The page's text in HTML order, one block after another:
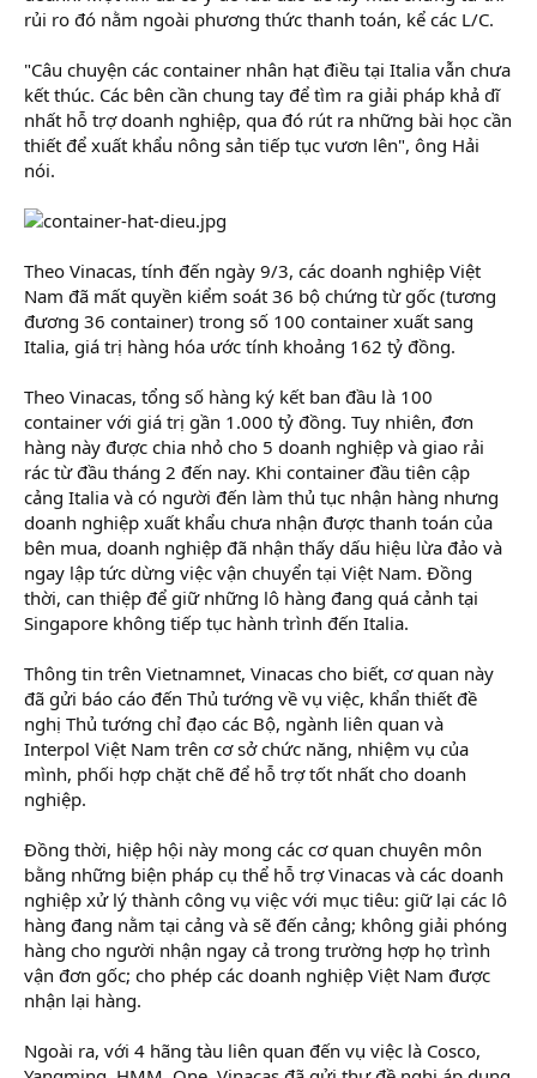
rủi ro đó nằm ngoài phương thức thanh toán, kể các L/C.
"Câu chuyện các container nhân hạt điều tại Italia vẫn chưa
kết thúc. Các bên cần chung tay để tìm ra giải pháp khả dĩ
nhất hỗ trợ doanh nghiệp, qua đó rút ra những bài học cần
thiết để xuất khẩu nông sản tiếp tục vươn lên", ông Hải
nói.
Theo Vinacas, tính đến ngày 9/3, các doanh nghiệp Việt
Nam đã mất quyền kiểm soát 36 bộ chứng từ gốc (tương
đương 36 container) trong số 100 container xuất sang
Italia, giá trị hàng hóa ước tính khoảng 162 tỷ đồng.
Theo Vinacas, tổng số hàng ký kết ban đầu là 100
container với giá trị gần 1.000 tỷ đồng. Tuy nhiên, đơn
hàng này được chia nhỏ cho 5 doanh nghiệp và giao rải
rác từ đầu tháng 2 đến nay. Khi container đầu tiên cập
cảng Italia và có người đến làm thủ tục nhận hàng nhưng
doanh nghiệp xuất khẩu chưa nhận được thanh toán của
bên mua, doanh nghiệp đã nhận thấy dấu hiệu lừa đảo và
ngay lập tức dừng việc vận chuyển tại Việt Nam. Đồng
thời, can thiệp để giữ những lô hàng đang quá cảnh tại
Singapore không tiếp tục hành trình đến Italia.
Thông tin trên Vietnamnet, Vinacas cho biết, cơ quan này
đã gửi báo cáo đến Thủ tướng về vụ việc, khẩn thiết đề
nghị Thủ tướng chỉ đạo các Bộ, ngành liên quan và
Interpol Việt Nam trên cơ sở chức năng, nhiệm vụ của
mình, phối hợp chặt chẽ để hỗ trợ tốt nhất cho doanh
nghiệp.
Đồng thời, hiệp hội này mong các cơ quan chuyên môn
bằng những biện pháp cụ thể hỗ trợ Vinacas và các doanh
nghiệp xử lý thành công vụ việc với mục tiêu: giữ lại các lô
hàng đang nằm tại cảng và sẽ đến cảng; không giải phóng
hàng cho người nhận ngay cả trong trường hợp họ trình
vận đơn gốc; cho phép các doanh nghiệp Việt Nam được
nhận lại hàng.
Ngoài ra, với 4 hãng tàu liên quan đến vụ việc là Cosco,